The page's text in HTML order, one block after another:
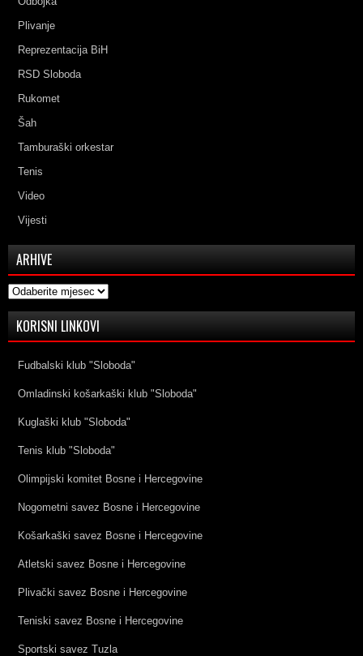
Plivanje
Reprezentacija BiH
RSD Sloboda
Rukomet
Šah
Tamburaški orkestar
Tenis
Video
Vijesti
ARHIVE
Arhive
KORISNI LINKOVI
Fudbalski klub "Sloboda"
Omladinski košarkaški klub "Sloboda"
Kuglaški klub "Sloboda"
Tenis klub "Sloboda"
Olimpijski komitet Bosne i Hercegovine
Nogometni savez Bosne i Hercegovine
Košarkaški savez Bosne i Hercegovine
Atletski savez Bosne i Hercegovine
Plivački savez Bosne i Hercegovine
Teniski savez Bosne i Hercegovine
Sportski savez Tuzla